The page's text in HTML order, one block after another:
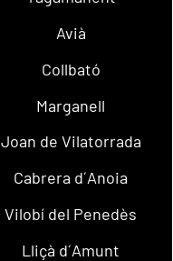
Avià
Collbató
Marganell
Joan de Vilatorrada
Cabrera d´Anoia
Vilobí del Penedès
Lliçà d´Amunt